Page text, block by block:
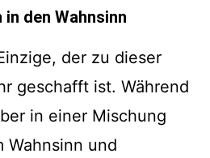
den Wahnsinn
der zu dieser
geschafft ist. Während
in einer Mischung
Wahnsinn und